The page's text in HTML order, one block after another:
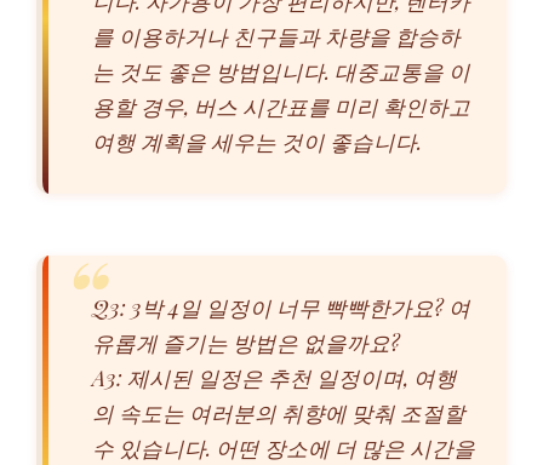
를 이용하거나 친구들과 차량을 합승하
는 것도 좋은 방법입니다. 대중교통을 이
용할 경우, 버스 시간표를 미리 확인하고
여행 계획을 세우는 것이 좋습니다.
Q3: 3박 4일 일정이 너무 빡빡한가요? 여
유롭게 즐기는 방법은 없을까요?
A3: 제시된 일정은 추천 일정이며, 여행
의 속도는 여러분의 취향에 맞춰 조절할
수 있습니다. 어떤 장소에 더 많은 시간을